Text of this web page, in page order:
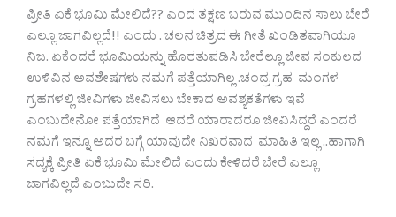
ಪ್ರೀತಿ ಏಕೆ ಭೂಮಿ ಮೇಲಿದೆ?? ಎಂದ ತಕ್ಷಣ ಬರುವ ಮುಂದಿನ ಸಾಲು ಬೇರೆ
ಎಲ್ಲೂ ಜಾಗವಿಲ್ಲದೆ!! ಎಂದು . ಚಲನ ಚಿತ್ರದ ಈ ಗೀತೆ ಖಂಡಿತವಾಗಿಯೂ
ನಿಜ. ಏಕೆಂದರೆ ಭೂಮಿಯನ್ನು ಹೊರತುಪಡಿಸಿ ಬೇರೆಲ್ಲೂ ಜೀವ ಸಂಕುಲದ
ಉಳಿವಿನ ಅವಶೇಷಗಳು ನಮಗೆ ಪತ್ತೆಯಾಗಿಲ್ಲ .ಚಂದ್ರ ಗ್ರಹ ಮಂಗಳ
ಗ್ರಹಗಳಲ್ಲಿ ಜೀವಿಗಳು ಜೀವಿಸಲು ಬೇಕಾದ ಅವಶ್ಯಕತೆಗಳು ಇವೆ
ಎಂಬುದೇನೋ ಪತ್ತೆಯಾಗಿದೆ ಆದರೆ ಯಾರಾದರೂ ಜೀವಿಸಿದ್ದರೆ ಎಂದರೆ
ನಮಗೆ ಇನ್ನೂ ಅದರ ಬಗ್ಗೆ ಯಾವುದೇ ನಿಖರವಾದ ಮಾಹಿತಿ ಇಲ್ಲ ..ಹಾಗಾಗಿ
ಸದ್ಯಕ್ಕೆ ಪ್ರೀತಿ ಏಕೆ ಭೂಮಿ ಮೇಲಿದೆ ಎಂದು ಕೇಳಿದರೆ ಬೇರೆ ಎಲ್ಲೂ
ಜಾಗವಿಲ್ಲದೆ ಎಂಬುದೇ ಸರಿ.